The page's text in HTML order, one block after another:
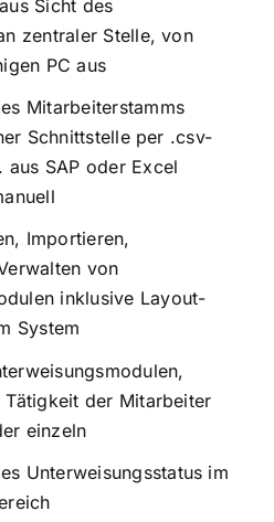
Sicht des
zentraler Stelle, von
PC aus
Mitarbeiterstamms
Schnittstelle per .csv-
SAP oder Excel
Importieren,
von
inklusive Layout-
System
Tätigkeit der Mitarbeiter
einzeln
Unterweisungsstatus im